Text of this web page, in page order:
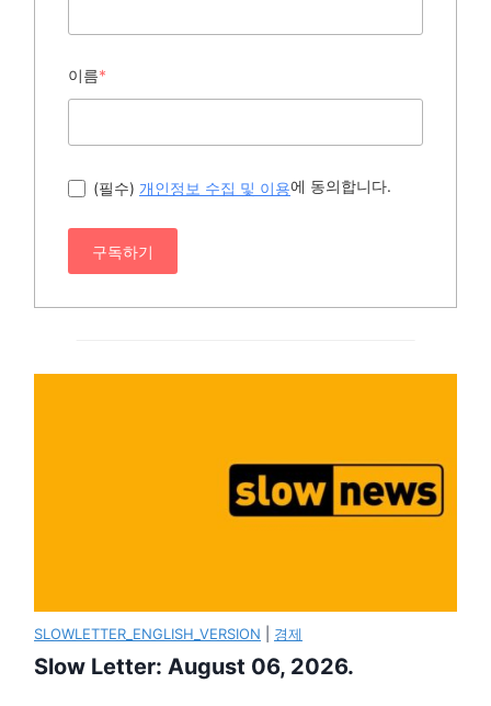
이름*
(필수) 개인정보 수집 및 이용에 동의합니다.
구독하기
SLOWLETTER_ENGLISH_VERSION 경제
Slow Letter: August 06, 2026.